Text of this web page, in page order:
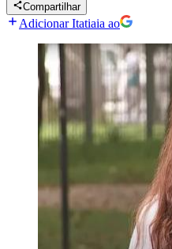
Compartilhar
Adicionar Itatiaia ao